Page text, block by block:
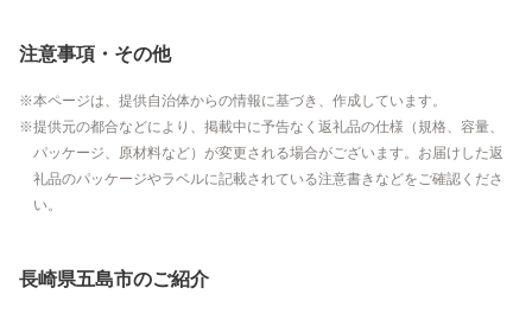
注意事項・その他
本ページは、提供自治体からの情報に基づき、作成しています。
提供元の都合などにより、掲載中に予告なく返礼品の仕様（規格、容量、
パッケージ、原材料など）が変更される場合がございます。お届けした返
礼品のパッケージやラベルに記載されている注意書きなどをご確認くださ
い。
長崎県五島市のご紹介